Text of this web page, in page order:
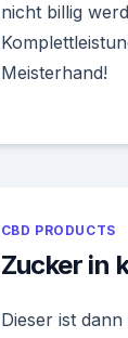
nicht billig
Meisterhand!
CBD PRODUCTS
Zucker in
Dieser ist